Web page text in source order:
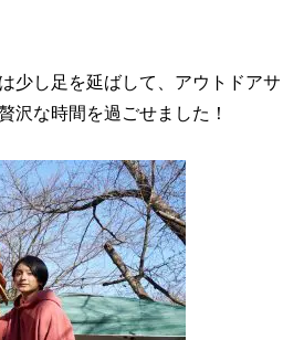
少し足を延ばして、アウトドアサ
な時間を過ごせました！